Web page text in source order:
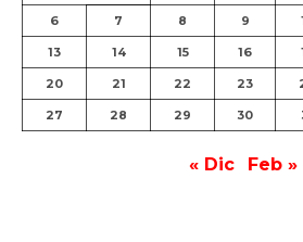
6 7 8 9
13 14 15 16
20 21 22 23
27 28 29 30
« Dic Feb »